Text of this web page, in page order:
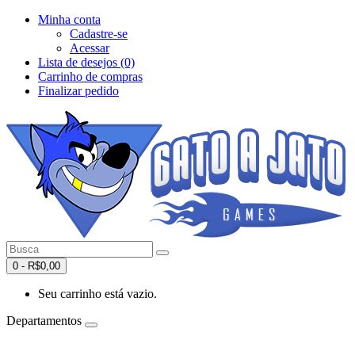
Minha conta
Cadastre-se
Acessar
Lista de desejos (0)
Carrinho de compras
Finalizar pedido
0 - R$0,00
Seu carrinho está vazio.
Departamentos